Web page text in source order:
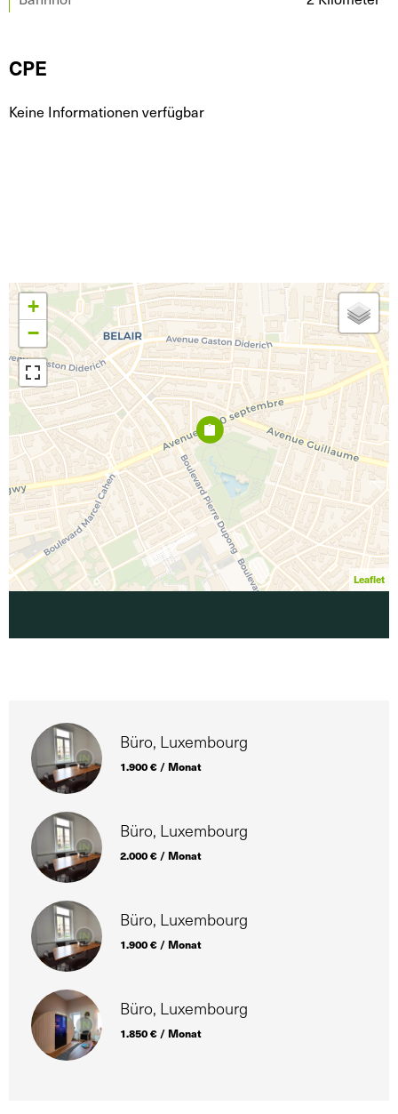
CPE
Keine Informationen verfügbar
+
−
Leaflet
Büro, Luxembourg
1.900 € / Monat
Büro, Luxembourg
2.000 € / Monat
Büro, Luxembourg
1.900 € / Monat
Büro, Luxembourg
1.850 € / Monat